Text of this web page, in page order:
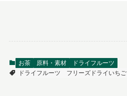
お茶 原料・素材
ドライフルーツ
ドライフルーツ
フリーズドライいちご